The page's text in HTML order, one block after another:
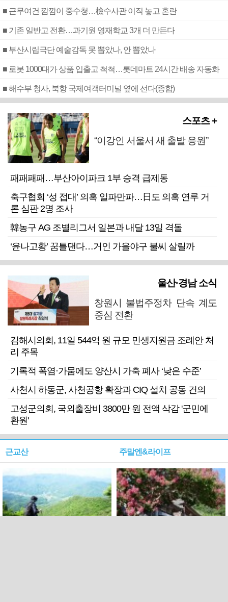
■ 근무여건 깜깜이 중수청…檢수사관 이직 놓고 혼란
■ 기존 일반고 전환…과기원 영재학교 3개 더 만든다
■ 부산시립극단 예술감독 못 뽑았나, 안 뽑았나
■ 로봇 1000대가 상품 입출고 척척…롯데마트 24시간 배송 자동화
■ 해수부 청사, 북항 국제여객터미널 옆에 선다(종합)
스포츠 +
“이강인 서울서 새 출발 응원”
패패패패…부산아이파크 1부 승격 급제동
축구협회 ‘성 접대’ 의혹 일파만파…日도 의혹 연루 거
론 심판 2명 조사
韓농구 AG 조별리그서 일본과 내달 13일 격돌
‘윤나고황’ 꿈틀댄다…거인 가을야구 불씨 살릴까
울산·경남 소식
창원시 불법주정차 단속 계도
중심 전환
김해시의회, 11일 544억 원 규모 민생지원금 조례안 처
리 주목
기록적 폭염·가뭄에도 양산시 가축 폐사 ‘낮은 수준’
사천시 하동군, 사천공항 확장과 CIQ 설치 공동 건의
고성군의회, 국외출장비 3800만 원 전액 삭감 '군민에
환원'
근교산 주말엔&라이프